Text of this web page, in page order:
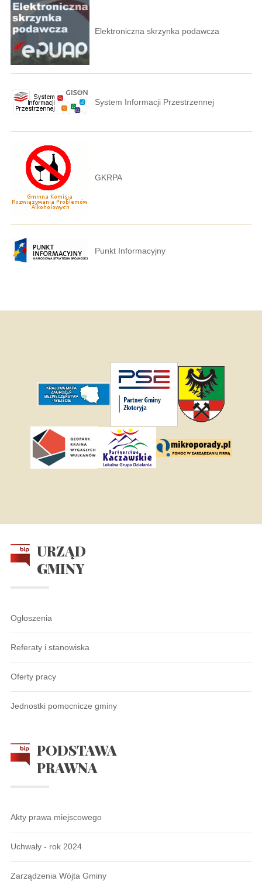
Elektroniczna skrzynka podawcza
System Informacji Przestrzennej
GKRPA
Punkt Informacyjny
URZĄD
GMINY
Ogłoszenia
Referaty i stanowiska
Oferty pracy
Jednostki pomocnicze gminy
PODSTAWA
PRAWNA
Akty prawa miejscowego
Uchwały - rok 2024
Zarządzenia Wójta Gminy